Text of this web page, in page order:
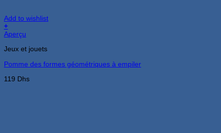
Add to wishlist
+
Aperçu
Jeux et jouets
Pomme des formes géométriques à empiler
119 Dhs